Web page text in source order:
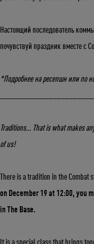
Число Месяц
Настоящий последователь
почувствуй праздник вместе с
*Подробнее на ресепшн или по
Traditions… That is what makes
of us!
There is a tradition in the
on December 19 at 12:00, you
in The Base.